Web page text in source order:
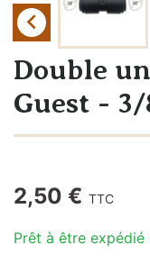

Double
Guest -
2,50 € TTC
Prêt à être